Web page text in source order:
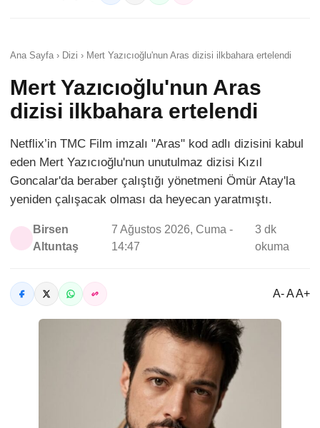
Ana Sayfa › Dizi › Mert Yazıcıoğlu'nun Aras dizisi ilkbahara ertelendi
Mert Yazıcıoğlu'nun Aras
dizisi ilkbahara ertelendi
Netflix’in TMC Film imzalı "Aras" kod adlı dizisini kabul
eden Mert Yazıcıoğlu'nun unutulmaz dizisi Kızıl
Goncalar'da beraber çalıştığı yönetmeni Ömür Atay'la
yeniden çalışacak olması da heyecan yaratmıştı.
Birsen
Altuntaş
7 Ağustos 2026, Cuma -
14:47
3 dk
okuma
A- A A+